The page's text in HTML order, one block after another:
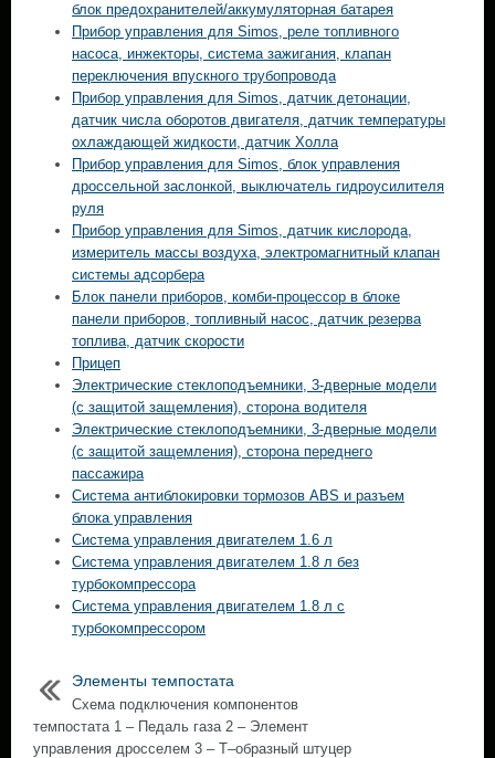
блок предохранителей/аккумуляторная батарея
Прибор управления для Simos, реле топливного
насоса, инжекторы, система зажигания, клапан
переключения впускного трубопровода
Прибор управления для Simos, датчик детонации,
датчик числа оборотов двигателя, датчик температуры
охлаждающей жидкости, датчик Холла
Прибор управления для Simos, блок управления
дроссельной заслонкой, выключатель гидроусилителя
руля
Прибор управления для Simos, датчик кислорода,
измеритель массы воздуха, электромагнитный клапан
системы адсорбера
Блок панели приборов, комби-процессор в блоке
панели приборов, топливный насос, датчик резерва
топлива, датчик скорости
Прицеп
Электрические стеклоподъемники, 3-дверные модели
(с защитой защемления), сторона водителя
Электрические стеклоподъемники, 3-дверные модели
(с защитой защемления), сторона переднего
пассажира
Система антиблокировки тормозов ABS и разъем
блока управления
Система управления двигателем 1.6 л
Система управления двигателем 1.8 л без
турбокомпрессора
Система управления двигателем 1.8 л с
турбокомпрессором
Элементы темпостата
Схема подключения компонентов
темпостата 1 – Педаль газа 2 – Элемент
управления дросселем 3 – Т–образный штуцер